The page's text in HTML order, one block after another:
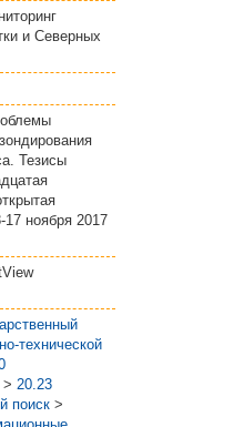
и Северных
Тезисы
ноября 2017
технической
> 20.23
поиск >